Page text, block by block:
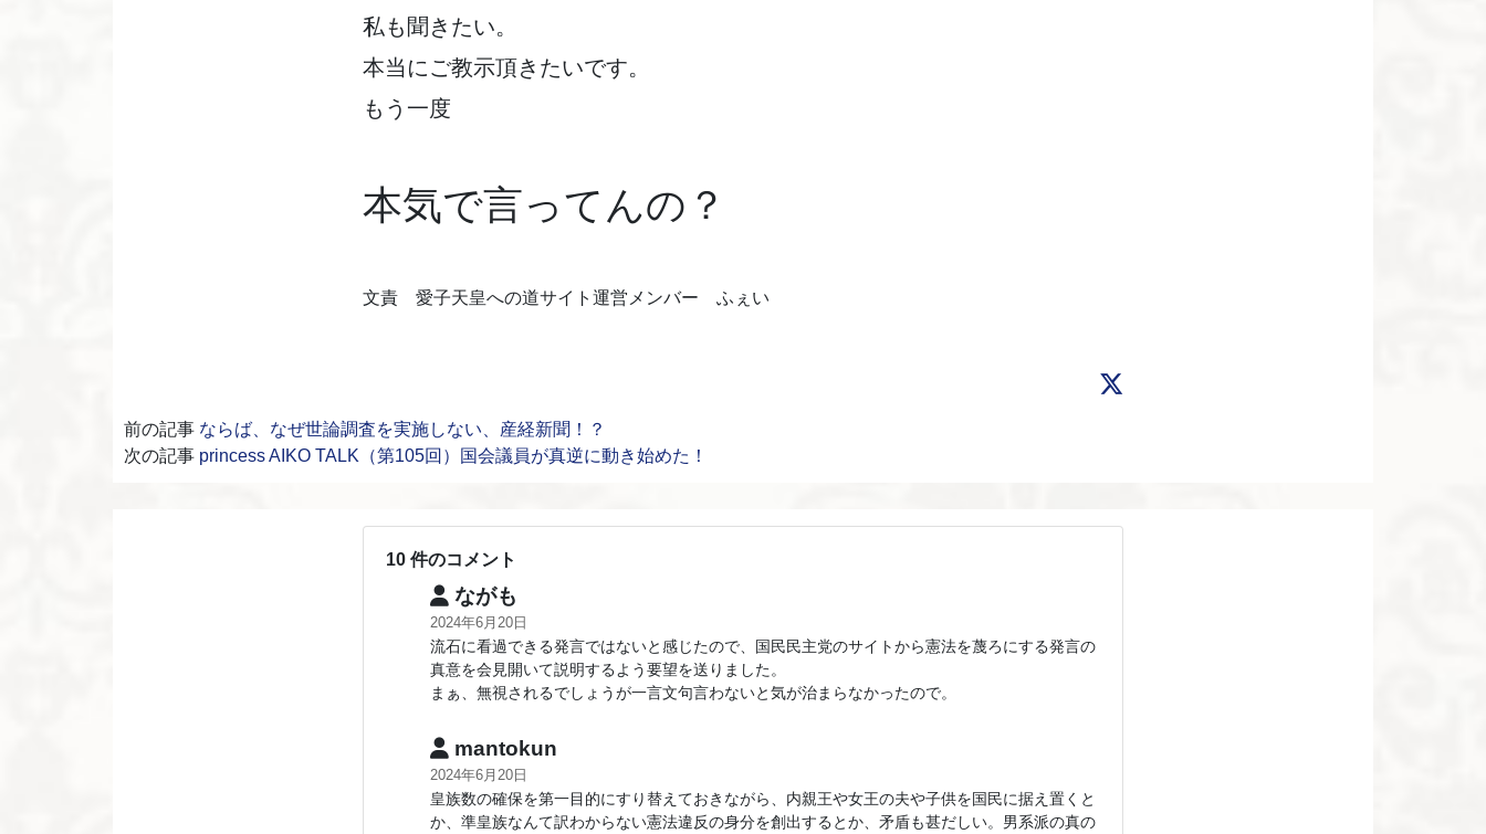
私も聞きたい。
本当にご教示頂きたいです。
もう一度
本気で言ってんの？
文責 愛子天皇への道サイト運営メンバー ふぇい
前の記事 ならば、なぜ世論調査を実施しない、産経新聞！？
次の記事 princess AIKO TALK（第105回）国会議員が真逆に動き始めた！
10 件のコメント
ながも
2024年6月20日
流石に看過できる発言ではないと感じたので、国民民主党のサイトから憲法を蔑ろにする発言の
真意を会見開いて説明するよう要望を送りました。
まぁ、無視されるでしょうが一言文句言わないと気が治まらなかったので。
mantokun
2024年6月20日
皇族数の確保を第一目的にすり替えておきながら、内親王や女王の夫や子供を国民に据え置くと
か、準皇族なんて訳わからない憲法違反の身分を創出するとか、矛盾も甚だしい。男系派の真の